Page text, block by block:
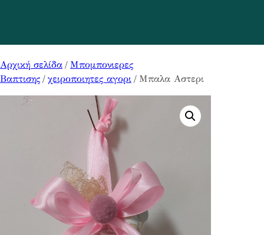
Αρχική σελίδα / Μπομπονιερες
Βαπτισης / χειροποιητες αγορι / Μπαλα Αστερι